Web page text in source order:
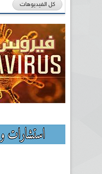
كل الفيديوهات